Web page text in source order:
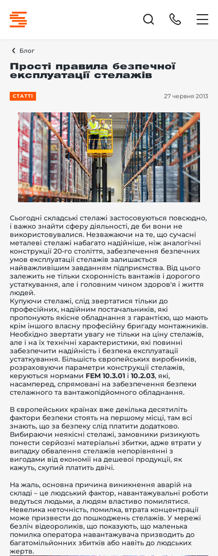
Блог
Прості правила безпечної
експлуатації стелажів
СТАТТІ 27 червня 2013
Сьогодні складські стелажі застосовуються повсюдно,
і важко знайти сферу діяльності, де би вони не
використовувалися. Незважаючи на те, що сучасні
металеві стелажі набагато надійніше, ніж аналогічні
конструкції 20-го століття, забезпечення безпечних
умов експлуатації стелажів залишається
найважливішим завданням підприємства. Від цього
залежить не тільки схоронність вантажів і дорогого
устаткування, але і головним чином здоров'я і життя
людей.
Купуючи стелажі, слід звертатися тільки до
професійних, надійним постачальників, які
пропонують якісне обладнання з гарантією, що мають
крім іншого власну професійну бригаду монтажників.
Необхідно звертати увагу не тільки на ціну стелажів,
але і на їх технічні характеристики, які повинні
забезпечити надійність і безпека експлуатації
устаткування. Більшість європейських виробників,
розраховуючи параметри конструкції стелажів,
керуються нормами FEM 10.3.01 і 10.2.03, які,
насамперед, спрямовані на забезпечення безпеки
стелажного та вантажопідйомного обладнання.
В європейських країнах вже декілька десятиліть
фактори безпеки стоять на першому місці, там всі
знають, що за безпеку слід платити додатково.
Вибираючи неякісні стелажі, замовники ризикують
понести серйозні матеріальні збитки, адже втрати у
випадку обвалення стелажів непорівнянні з
вигодами від економії на дешевої продукції, як
кажуть, скупий платить двічі.
На жаль, основна причина виникнення аварій на
складі – це людський фактор, навантажувальні роботи
ведуться людьми, а людям властиво помилятися.
Невелика неточність, помилка, втрата концентрації
може призвести до пошкоджень стелажів. У мережі
безліч відеороликів, що показують, що маленька
помилка оператора навантажувача призводить до
багатомільйонних збитків або навіть до людських
жертв.
поверх